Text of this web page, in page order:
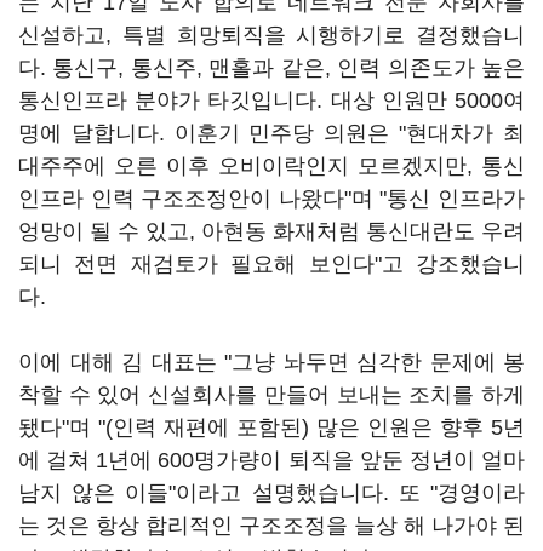
신설하고, 특별 희망퇴직을 시행하기로 결정했습니
다. 통신구, 통신주, 맨홀과 같은, 인력 의존도가 높은
통신인프라 분야가 타깃입니다. 대상 인원만 5000여
명에 달합니다. 이훈기 민주당 의원은 "현대차가 최
대주주에 오른 이후 오비이락인지 모르겠지만, 통신
인프라 인력 구조조정안이 나왔다"며 "통신 인프라가
엉망이 될 수 있고, 아현동 화재처럼 통신대란도 우려
되니 전면 재검토가 필요해 보인다"고 강조했습니
다.
이에 대해 김 대표는 "그냥 놔두면 심각한 문제에 봉
착할 수 있어 신설회사를 만들어 보내는 조치를 하게
됐다"며 "(인력 재편에 포함된) 많은 인원은 향후 5년
에 걸쳐 1년에 600명가량이 퇴직을 앞둔 정년이 얼마
남지 않은 이들"이라고 설명했습니다. 또 "경영이라
는 것은 항상 합리적인 구조조정을 늘상 해 나가야 된